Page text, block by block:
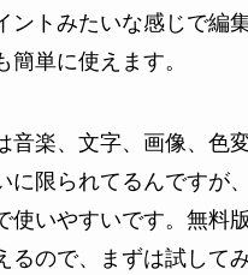
ントみたいな感じで編
単に使えます。
音楽、文字、画像、色
に限られてるんですが
使いやすいです。無料
るので、まずは試して